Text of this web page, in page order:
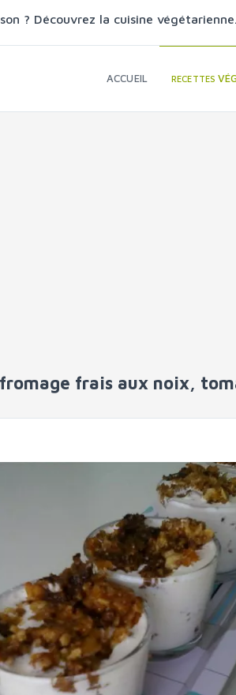
? Découvrez la cuisine végétarienne.
ACCUEIL RECETTES
frais aux noix,